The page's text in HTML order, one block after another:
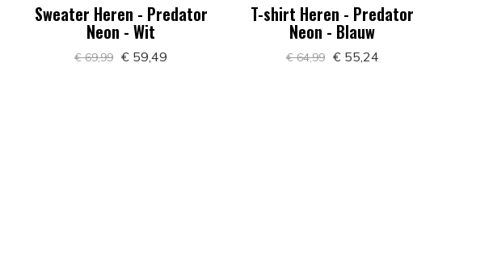
Sweater Heren - Predator
Neon - Wit
€ 69,99 € 59,49
T-shirt Heren - Predator
Neon - Blauw
€ 64,99 € 55,24